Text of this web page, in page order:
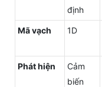
định
Mã vạch 1D
Phát hiện
Cảm
biến